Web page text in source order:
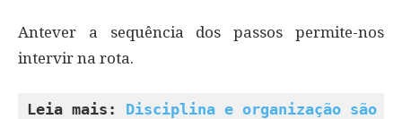
Antever a sequência dos passos permite-nos
intervir na rota.
Leia mais: Disciplina e organização são